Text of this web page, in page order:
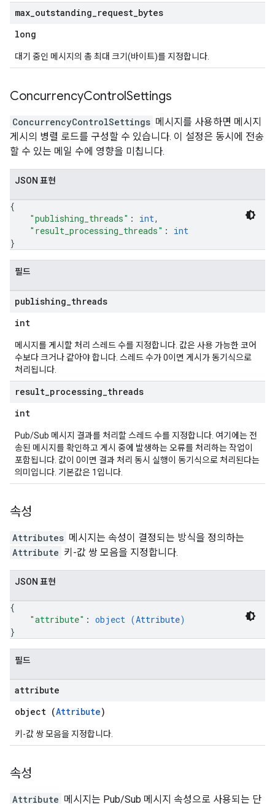
max outstanding request bytes
long
대기 중인 메시지의 총 최대 크기(바이트)를 지정합니다.
ConcurrencyControlSettings
ConcurrencyControlSettings 메시지를 사용하면 메시지
게시의 병렬 로드를 구성할 수 있습니다. 이 설정은 동시에 전송
할 수 있는 메일 수에 영향을 미칩니다.
JSON 표현
{
"publishing_threads" : int,
"result_processing_threads" : int
}
필드
publishing threads
int
메시지를 게시할 처리 스레드 수를 지정합니다. 값은 사용 가능한 코어
수보다 크거나 같아야 합니다. 스레드 수가 0이면 게시가 동기식으로
처리됩니다.
result processing threads
int
Pub/Sub 메시지 결과를 처리할 스레드 수를 지정합니다. 여기에는 전
송된 메시지를 확인하고 게시 중에 발생하는 오류를 처리하는 작업이
포함됩니다. 값이 0이면 결과 처리 동시 실행이 동기식으로 처리된다는
의미입니다. 기본값은 1입니다.
속성
Attributes 메시지는 속성이 결정되는 방식을 정의하는
Attribute 키-값 쌍 모음을 지정합니다.
JSON 표현
{
"attribute" : object (Attribute)
}
필드
attribute
object (Attribute)
키-값 쌍 모음을 지정합니다.
속성
Attribute 메시지는 Pub/Sub 메시지 속성으로 사용되는 단